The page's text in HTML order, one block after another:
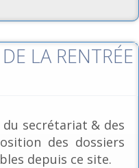
LA RENTRÉE
secrétariat & des
des dossiers
depuis ce site.